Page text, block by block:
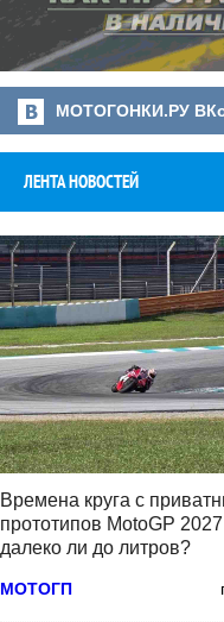
МОТОГОНКИ.РУ
ЛЕНТА НОВОСТЕЙ
Времена круга с
прототипов MotoGP
далеко ли до литров?
МОТОГП